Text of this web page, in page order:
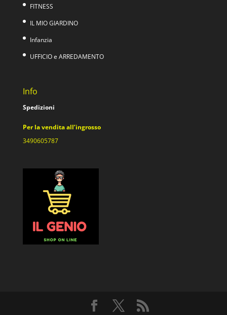
FITNESS
IL MIO GIARDINO
Infanzia
UFFICIO e ARREDAMENTO
Info
Spedizioni
Per la vendita all’ingrosso
3490605787